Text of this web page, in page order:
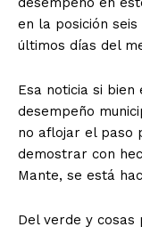
en la posición
últimos días del
Esa noticia si
desempeño
no aflojar el paso
demostrar con
Mante, se está
Del verde y cosas